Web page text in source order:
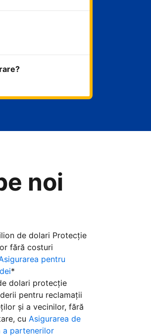
noi
de dolari Protecție
fără costuri
pentru
*
dolari protecție
pentru reclamații
și a vecinilor, fără
cuAsigurarea de
a partenerilor